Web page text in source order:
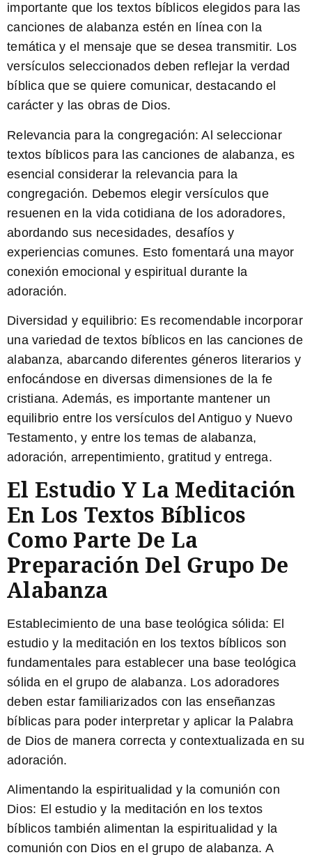
importante que los textos bíblicos elegidos para las
canciones de alabanza estén en línea con la
temática y el mensaje que se desea transmitir. Los
versículos seleccionados deben reflejar la verdad
bíblica que se quiere comunicar, destacando el
carácter y las obras de Dios.
Relevancia para la congregación: Al seleccionar
textos bíblicos para las canciones de alabanza, es
esencial considerar la relevancia para la
congregación. Debemos elegir versículos que
resuenen en la vida cotidiana de los adoradores,
abordando sus necesidades, desafíos y
experiencias comunes. Esto fomentará una mayor
conexión emocional y espiritual durante la
adoración.
Diversidad y equilibrio: Es recomendable incorporar
una variedad de textos bíblicos en las canciones de
alabanza, abarcando diferentes géneros literarios y
enfocándose en diversas dimensiones de la fe
cristiana. Además, es importante mantener un
equilibrio entre los versículos del Antiguo y Nuevo
Testamento, y entre los temas de alabanza,
adoración, arrepentimiento, gratitud y entrega.
El Estudio Y La Meditación
En Los Textos Bíblicos
Como Parte De La
Preparación Del Grupo De
Alabanza
Establecimiento de una base teológica sólida: El
estudio y la meditación en los textos bíblicos son
fundamentales para establecer una base teológica
sólida en el grupo de alabanza. Los adoradores
deben estar familiarizados con las enseñanzas
bíblicas para poder interpretar y aplicar la Palabra
de Dios de manera correcta y contextualizada en su
adoración.
Alimentando la espiritualidad y la comunión con
Dios: El estudio y la meditación en los textos
bíblicos también alimentan la espiritualidad y la
comunión con Dios en el grupo de alabanza. A